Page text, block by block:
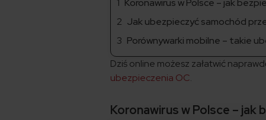
Koronawirus w Polsce – jak
Jak ubezpieczyć samochód
Porównywarki mobilne – takie
Dziś online możesz załatwić
ubezpieczenia OC.
Koronawirus w Polsce – jak